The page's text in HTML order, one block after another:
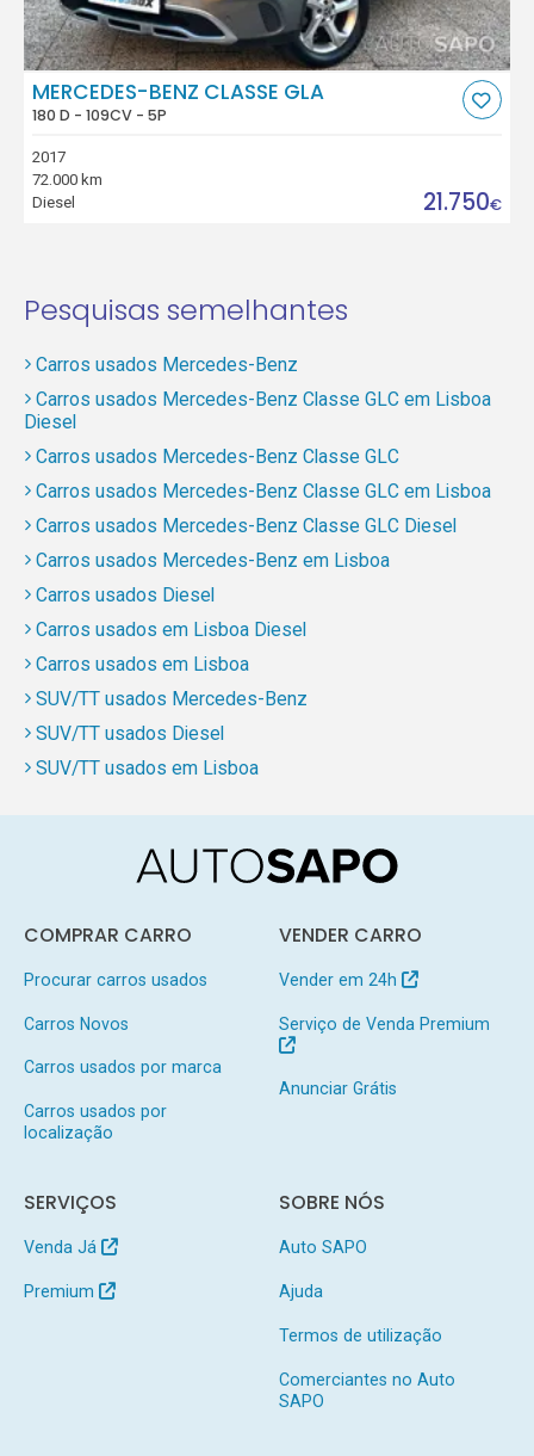
MERCEDES-BENZ CLASSE GLA
180 D - 109CV - 5P
2017
72.000 km
Diesel
21.750€
Pesquisas semelhantes
Carros usados Mercedes-Benz
Carros usados Mercedes-Benz Classe GLC em Lisboa
Diesel
Carros usados Mercedes-Benz Classe GLC
Carros usados Mercedes-Benz Classe GLC em Lisboa
Carros usados Mercedes-Benz Classe GLC Diesel
Carros usados Mercedes-Benz em Lisboa
Carros usados Diesel
Carros usados em Lisboa Diesel
Carros usados em Lisboa
SUV/TT usados Mercedes-Benz
SUV/TT usados Diesel
SUV/TT usados em Lisboa
COMPRAR CARRO
Procurar carros usados
Carros Novos
Carros usados por marca
Carros usados por
localização
VENDER CARRO
Vender em 24h
Serviço de Venda Premium
Anunciar Grátis
SERVIÇOS
Venda Já
Premium
SOBRE NÓS
Auto SAPO
Ajuda
Termos de utilização
Comerciantes no Auto
SAPO